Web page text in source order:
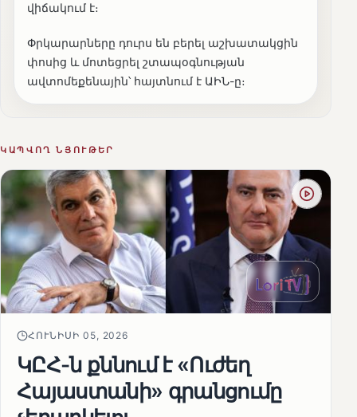
վիճակում է։
Փրկարարները դուրս են բերել աշխատակցին
փոսից և մոտեցրել շտապօգնության
ավտոմեքենային՝ հայտնում է ԱԻՆ-ը։
ԿԱՊՎՈՂ ՆՅՈՒԹԵՐ
ՀՈՒՆԻՍԻ 05, 2026
ԿԸՀ-ն քննում է «Ուժեղ
Հայաստանի» գրանցումը